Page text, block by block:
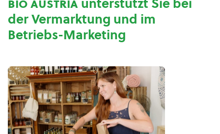
der Vermarktung und im
Betriebs-Marketing